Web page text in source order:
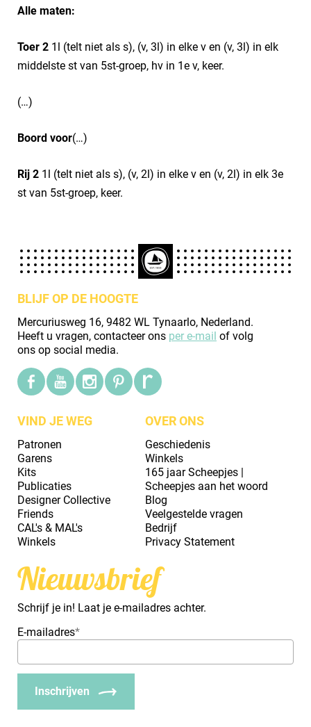
Alle maten:
Toer 2 1l (telt niet als s), (v, 3l) in elke v en (v, 3l) in elk
middelste st van 5st-groep, hv in 1e v, keer.
(…)
Boord voor(…)
Rij 2 1l (telt niet als s), (v, 2l) in elke v en (v, 2l) in elk 3e
st van 5st-groep, keer.
BLIJF OP DE HOOGTE
Mercuriusweg 16, 9482 WL Tynaarlo, Nederland.
Heeft u vragen, contacteer ons per e-mail of volg
ons op social media.
VIND JE WEG
Patronen
Garens
Kits
Publicaties
Designer Collective
Friends
CAL's & MAL's
Winkels
OVER ONS
Geschiedenis
Winkels
165 jaar Scheepjes |
Scheepjes aan het woord
Blog
Veelgestelde vragen
Bedrijf
Privacy Statement
Nieuwsbrief
Schrijf je in! Laat je e-mailadres achter.
E-mailadres*
Inschrijven